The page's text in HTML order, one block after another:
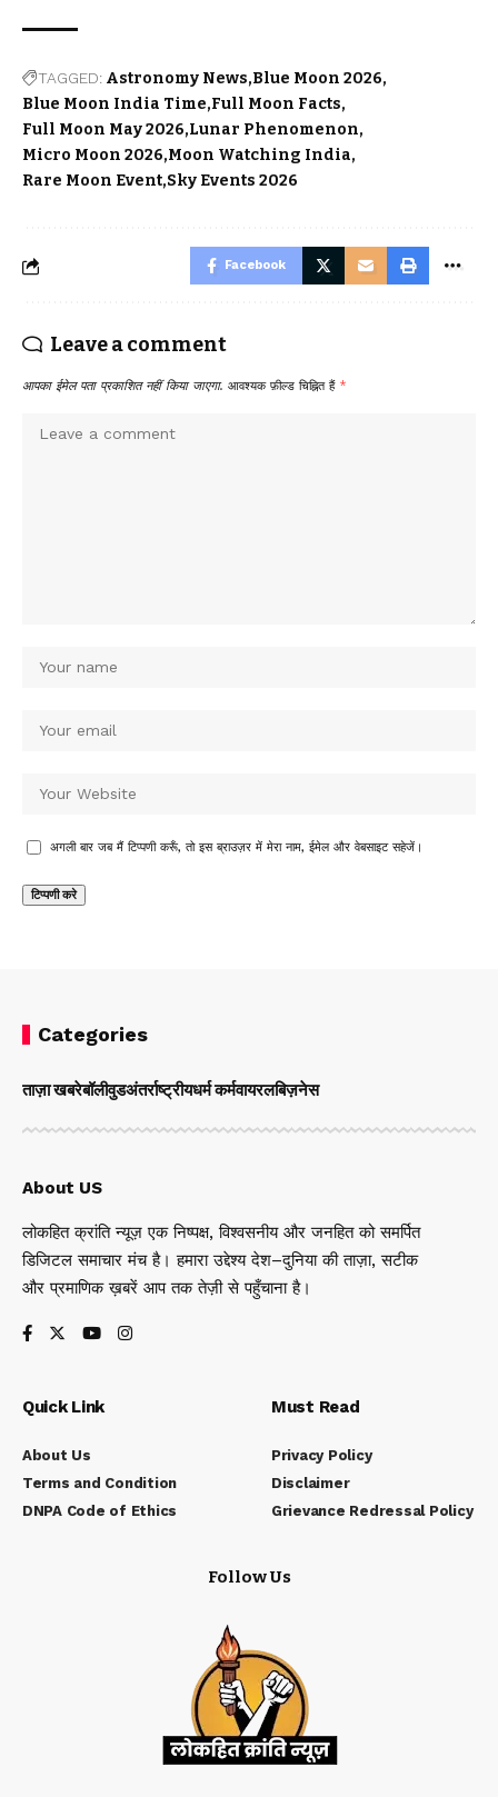
TAGGED: Astronomy News Blue Moon 2026
Blue Moon India Time Full Moon Facts
Full Moon May 2026 Lunar Phenomenon
Micro Moon 2026 Moon Watching India
Rare Moon Event Sky Events 2026
Facebook
Leave a comment
आपका ईमेल पता प्रकाशित नहीं किया जाएगा. आवश्यक फ़ील्ड चिह्नित हैं *
अगली बार जब मैं टिप्पणी करूँ, तो इस ब्राउज़र में मेरा नाम, ईमेल और वेबसाइट सहेजें।
Categories
ताज़ा खबरेबॉलीवुडअंतर्राष्ट्रीयधर्म कर्मवायरलबिज़नेस
About US
लोकहित क्रांति न्यूज़ एक निष्पक्ष, विश्वसनीय और जनहित को समर्पित
डिजिटल समाचार मंच है। हमारा उद्देश्य देश–दुनिया की ताज़ा, सटीक
और प्रमाणिक ख़बरें आप तक तेज़ी से पहुँचाना है।
Quick Link
About Us
Terms and Condition
DNPA Code of Ethics
Must Read
Privacy Policy
Disclaimer
Grievance Redressal Policy
Follow Us